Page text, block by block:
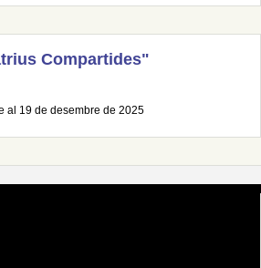
Compartides"
al 19 de desembre de 2025